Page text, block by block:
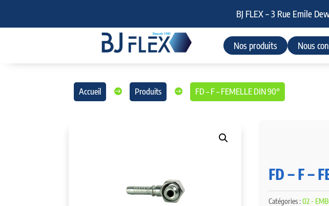
BJ FLEX – 3 Rue Emile
Nos produits Nous
Accueil  Produits  FD – F – FEMELLE DIN 90°
FD – F –
Catégories : 02 -